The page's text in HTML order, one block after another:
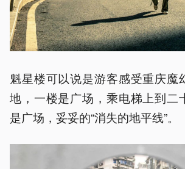
魁星楼可以说是游客感受重庆魔
地，一楼是广场，乘电梯上到二
是广场，妥妥的“消失的地平线”。